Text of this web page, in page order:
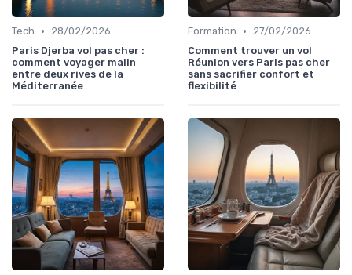
Tech •
28/02/2026
Paris Djerba vol pas cher :
comment voyager malin
entre deux rives de la
Méditerranée
Formation •
27/02/2026
Comment trouver un vol
Réunion vers Paris pas cher
sans sacrifier confort et
flexibilité